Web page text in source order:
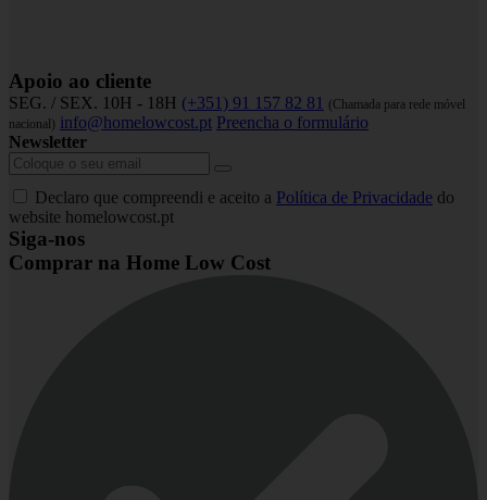
Apoio ao cliente
SEG. / SEX. 10H - 18H (+351) 91 157 82 81 (Chamada para rede móvel
nacional) info@homelowcost.pt Preencha o formulário
Newsletter
Declaro que compreendi e aceito a Política de Privacidade do
website homelowcost.pt
Siga-nos
Comprar na Home Low Cost